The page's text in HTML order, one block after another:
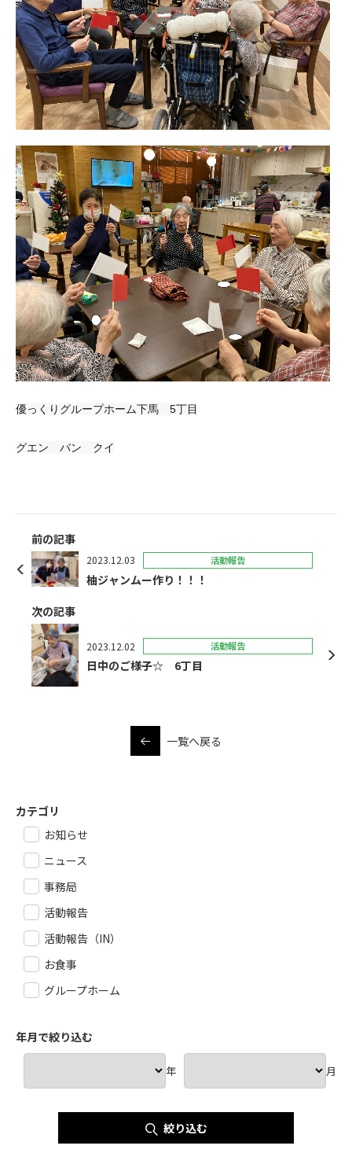
優っくりグループホーム下馬 5丁目
グエン バン クイ
前の記事
2023.12.03 活動報告
柚ジャンムー作り！！！
次の記事
2023.12.02 活動報告
日中のご様子☆ 6丁目
一覧へ戻る
カテゴリ
お知らせ
ニュース
事務局
活動報告
活動報告（IN）
お食事
グループホーム
年月で絞り込む
年 月
絞り込む